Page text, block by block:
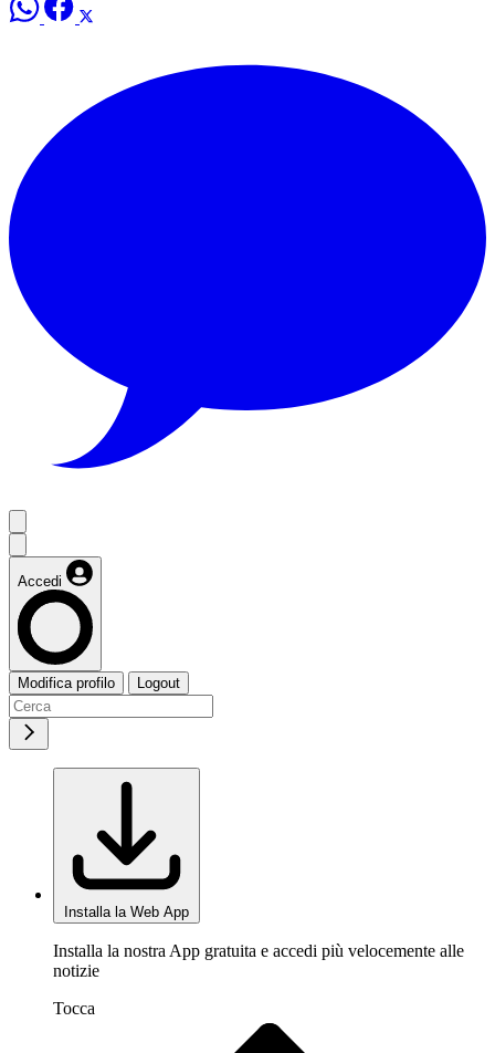
Accedi
Modifica profilo Logout
Installa la Web App
Installa la nostra App gratuita e accedi più velocemente alle
notizie
Tocca